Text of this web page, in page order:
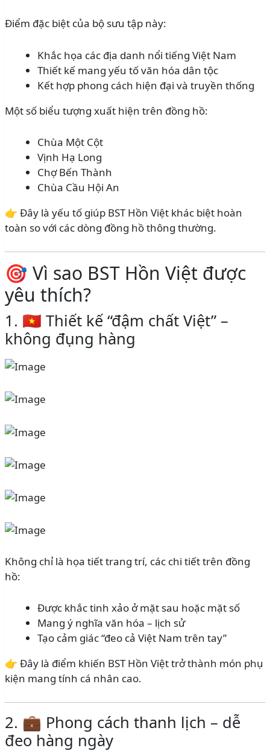
Điểm đặc biệt của bộ sưu tập này:
Khắc họa các địa danh nổi tiếng Việt Nam
Thiết kế mang yếu tố văn hóa dân tộc
Kết hợp phong cách hiện đại và truyền thống
Một số biểu tượng xuất hiện trên đồng hồ:
Chùa Một Cột
Vịnh Hạ Long
Chợ Bến Thành
Chùa Cầu Hội An
👉 Đây là yếu tố giúp BST Hồn Việt khác biệt hoàn
toàn so với các dòng đồng hồ thông thường.
🎯 Vì sao BST Hồn Việt được
yêu thích?
1. 🇻🇳 Thiết kế “đậm chất Việt” –
không đụng hàng
Không chỉ là họa tiết trang trí, các chi tiết trên đồng
hồ:
Được khắc tinh xảo ở mặt sau hoặc mặt số
Mang ý nghĩa văn hóa – lịch sử
Tạo cảm giác “đeo cả Việt Nam trên tay”
👉 Đây là điểm khiến BST Hồn Việt trở thành món phụ
kiện mang tính cá nhân cao.
2. 💼 Phong cách thanh lịch – dễ
đeo hàng ngày